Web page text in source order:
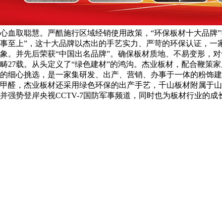
心血取聪慧。严酷施行区域经销使用政策，“环保板材十大品
事至上”，这十大品牌以杰出的手艺实力、严苛的环保认证，
象。并先后荣获“中国出名品牌”。确保板材质地、不易变形，
畴27载。从头定义了“绿色建材”的鸿沟。杰业板材，配合鞭策
的细心挑选，是一家集研发、出产、营销、办事于一体的粉饰
甲醛，杰业板材还采用绿色环保的出产手艺，千山板材附属于
并强势登岸央视CCTV-7国防军事频道，同时也为板材行业的